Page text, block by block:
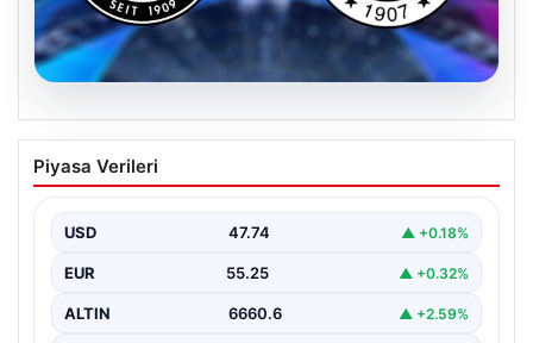
07.08.2026
Sturm Graz-Fenerbahçe maçı ne
zaman? Saat kaçta? Hangi kanalda?
Piyasa Verileri
USD 47.74 ▲ +0.18%
EUR 55.25 ▲ +0.32%
ALTIN 6660.6 ▲ +2.59%